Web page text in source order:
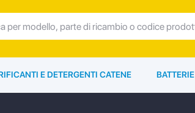
E DETERGENTI CATENE